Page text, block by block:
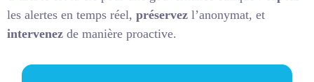
les alertes en temps réel, préservez l’anonymat, et
intervenez de manière proactive.